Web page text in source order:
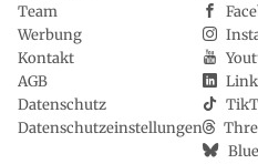
Team
Werbung
Kontakt
AGB
Datenschutz
Datenschutzeinstellungen